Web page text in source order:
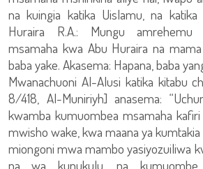
na kuingia katika Uislamu, na
Huraira R.A.: Mungu amrehemu
msamaha kwa Abu Huraira na
baba yake. Akasema: Hapana, baba
Mwanachuoni Al-Alusi katika kitabu
8/418, Al-Muniriyh] anasema:
kwamba kumuombea msamaha kafiri
mwisho wake, kwa maana ya
miongoni mwa mambo yasiyozuiliwa
na wa kunukulu, na